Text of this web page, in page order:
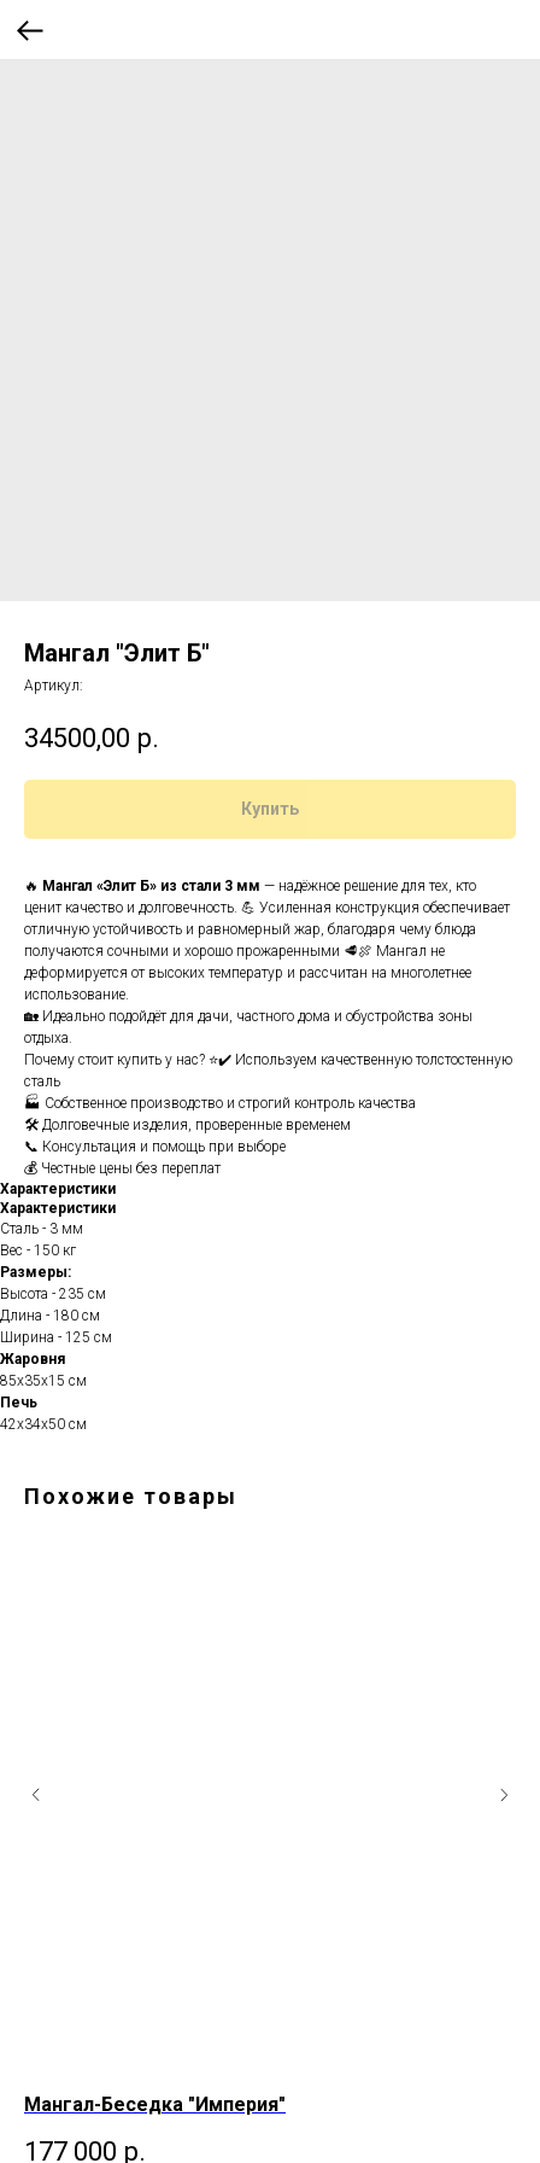
Мангал "Элит Б"
Артикул:
34500,00 р.
Купить
🔥 Мангал «Элит Б» из стали 3 мм — надёжное решение для тех, кто
ценит качество и долговечность. 💪 Усиленная конструкция обеспечивает
отличную устойчивость и равномерный жар, благодаря чему блюда
получаются сочными и хорошо прожаренными 🥩🍖 Мангал не
деформируется от высоких температур и рассчитан на многолетнее
использование.
🏡 Идеально подойдёт для дачи, частного дома и обустройства зоны
отдыха.
Почему стоит купить у нас? ⭐✔️ Используем качественную толстостенную
сталь
🏭 Собственное производство и строгий контроль качества
🛠️ Долговечные изделия, проверенные временем
📞 Консультация и помощь при выборе
💰 Честные цены без переплат
Характеристики
Характеристики
Сталь - 3 мм
Вес - 150 кг
Размеры:
Высота - 235 см
Длина - 180 см
Ширина - 125 см
Жаровня
85х35х15 см
Печь
42х34х50 см
Похожие товары
Мангал-Беседка "Империя"
177 000 р.